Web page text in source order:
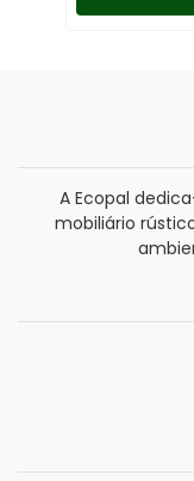
A Ecopal
mobiliário